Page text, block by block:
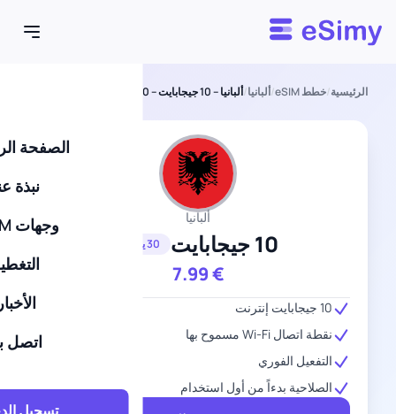
Esimy
الصفحة
نبذة
وجهات eSIM
اتصل
الرئيسية/خطط eSIM /ألبانيا/ألبانيا – 10 جيجابايت – 30 يومًا
ألبانيا
10 جيجابايت 30 يومًا
7.99€
10 جيجابايت إنترنت
نقطة اتصال Wi-Fi مسموح بها
التفعيل الفوري
الصلاحية بدءاً من أول استخدام